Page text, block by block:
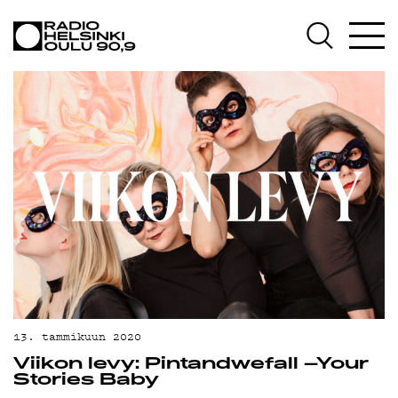
AJANKOHTAISTA
OHJELMAT
TEKIJÄT
ON-DEMAND
PODCAST
MAINOSTA
YHTEYSTIEDOT
G LIVELAB
YSTÄVÄKLUBI
TIETOSUOJA
13. tammikuun 2020
Viikon levy: Pintandwefall –Your
Stories Baby